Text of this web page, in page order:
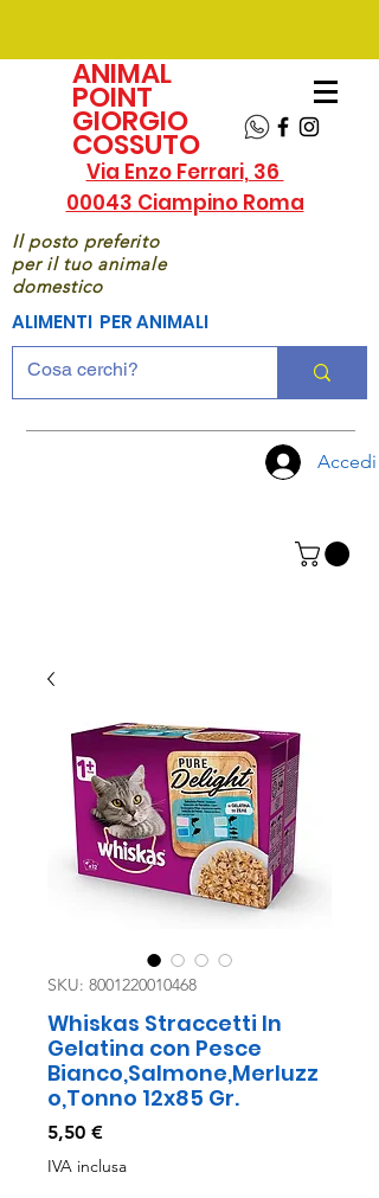
ANIMAL
POINT
GIORGIO
COSSUTO
Via Enzo Ferrari, 36
00043 Ciampino Roma
Il posto preferito
per il tuo animale
domestico
ALIMENTI PER ANIMALI
Accedi
SKU: 8001220010468
Whiskas Straccetti In
Gelatina con Pesce
Bianco,Salmone,Merluzz
o,Tonno 12x85 Gr.
5,50 €Prezzo
IVA inclusa